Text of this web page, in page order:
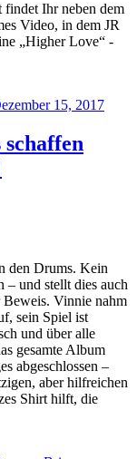
findet Ihr neben dem
Video, in dem JR
„Higher Love“ -
15, 2017
schaffen
den Drums. Kein
– und stellt dies auch
Beweis. Vinnie nahm
sein Spiel ist
und über alle
gesamte Album
abgeschlossen –
aber hilfreichen
Shirt hilft, die